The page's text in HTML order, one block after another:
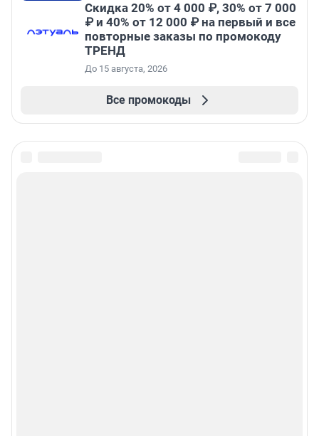
Скидка 20% от 4 000 ₽, 30% от 7 000
₽ и 40% от 12 000 ₽ на первый и все
повторные заказы по промокоду
ТРЕНД
До 15 августа, 2026
Все промокоды